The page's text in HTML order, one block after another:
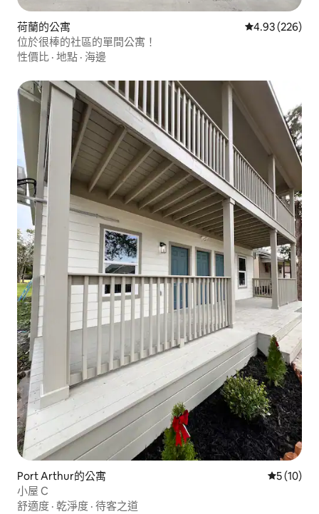
荷蘭的公寓 從 226 則評價
4.93 (226)
位於很棒的社區的單間公寓！
性價比 · 地點 · 海邊
Port Arthur的公寓 從 10 則
5 (10)
小屋 C
舒適度 · 乾淨度 · 待客之道